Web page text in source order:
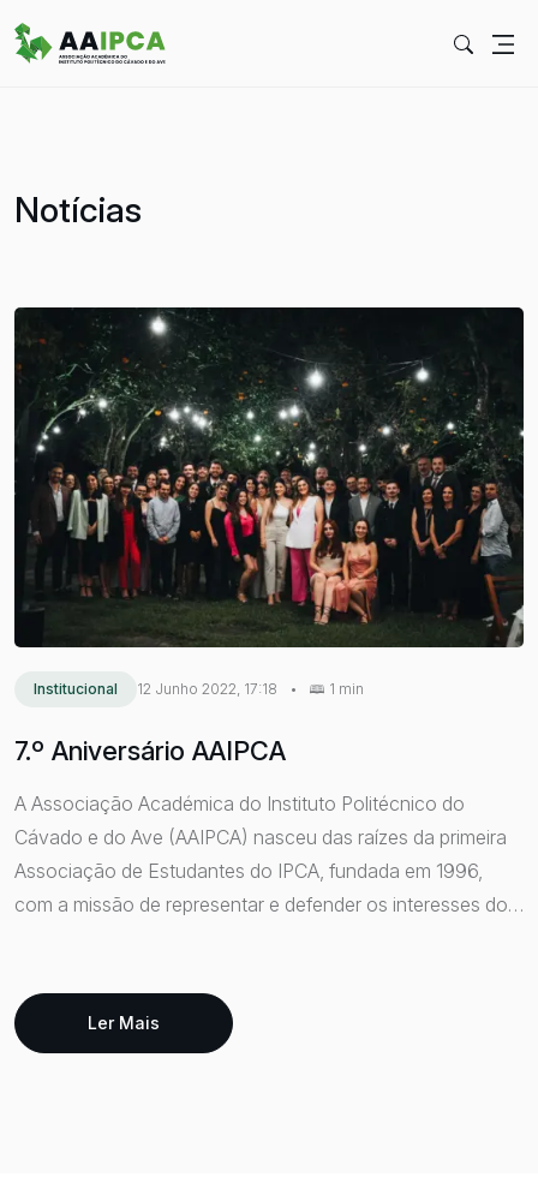
Notícias
Institucional 12 Junho 2022, 17:18 • 1 min
7.º Aniversário AAIPCA
A Associação Académica do Instituto Politécnico do
Cávado e do Ave (AAIPCA) nasceu das raízes da primeira
Associação de Estudantes do IPCA, fundada em 1996,
com a missão de representar e defender os interesses dos
preservando os mesmos objetivos e valores. Sete anos
depois, a instituição celebrou o seu aniversário com uma
Ler Mais